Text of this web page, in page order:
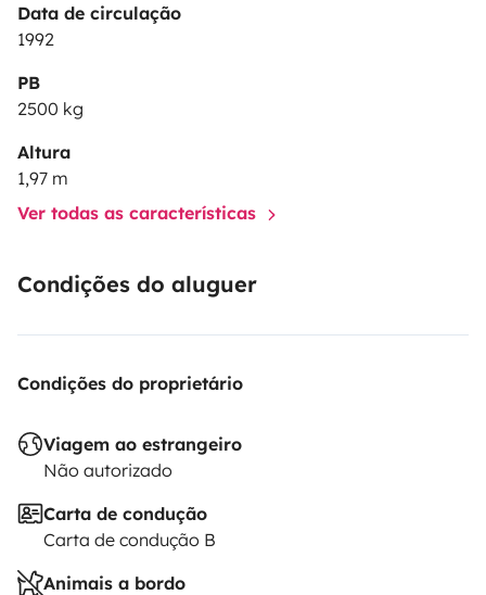
Data de circulação
1992
PB
2500 kg
Altura
1,97 m
Ver todas as características
Condições do aluguer
Condições do proprietário
Viagem ao estrangeiro
Não autorizado
Carta de condução
Carta de condução B
Animais a bordo